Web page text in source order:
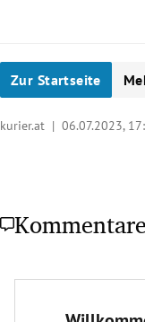
Zur Startseite
kurier.at | 06.07.2023,
Kommentare